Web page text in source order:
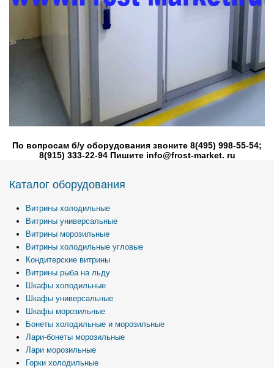
По вопросам б/у оборудования звоните 8(495) 998-55-54;
8(915) 333-22-94 Пишите info@frost-market. ru
Каталог оборудования
Витрины холодильные
Витрины универсальные
Витрины морозильные
Витрины холодильные угловые
Кондитерские витрины
Витрины рыба на льду
Шкафы холодильные
Шкафы универсальные
Шкафы морозильные
Бонеты холодильные и морозильные
Лари-бонеты морозильные
Лари морозильные
Горки холодильные